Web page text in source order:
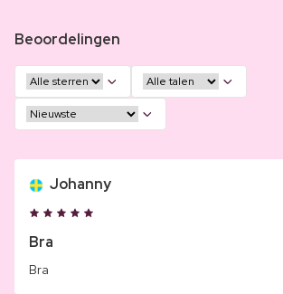
Beoordelingen
Johanny
Bra
Bra